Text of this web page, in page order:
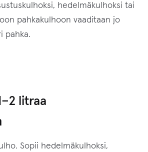
hedelmäkulhoksi tai
pahkakulhoon vaaditaan jo
pahka.
litraa
Sopii hedelmäkulhoksi,